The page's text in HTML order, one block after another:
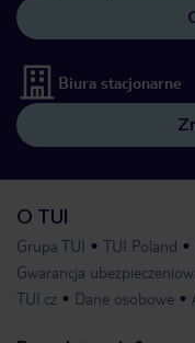
Biura stacjonarne
O TUI
Grupa TUI TUI Poland
Gwarancja
TUI.cz
Dane osobowe